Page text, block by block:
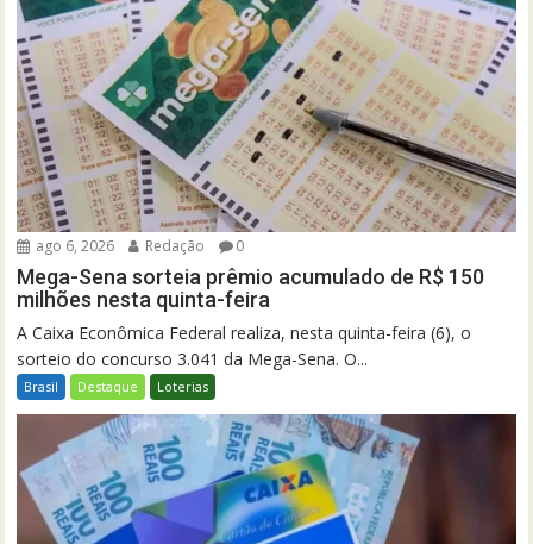
ago 6, 2026 Redação 0
Mega-Sena sorteia prêmio acumulado de R$ 150
milhões nesta quinta-feira
A Caixa Econômica Federal realiza, nesta quinta-feira (6), o
sorteio do concurso 3.041 da Mega-Sena. O...
Brasil Destaque Loterias